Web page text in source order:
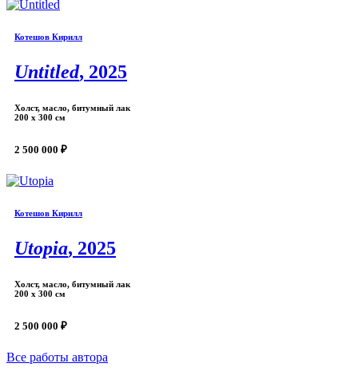
Котешов Кирилл
Untitled, 2025
Холст, масло, битумный лак
200 х 300 см
2 500 000 ₽
Котешов Кирилл
Utopia, 2025
Холст, масло, битумный лак
200 х 300 см
2 500 000 ₽
Все работы автора